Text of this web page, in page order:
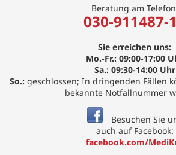
Beratung am
030-911487-
Sie erreichen uns:
Mo.-Fr.: 09:00-17:00
Sa.: 09:30-14:00 Uhr
So.:geschlossen; In dringenden Fällen
bekannte Notfallnummer
Besuchen Sie
auch auf Facebook:
facebook.com/